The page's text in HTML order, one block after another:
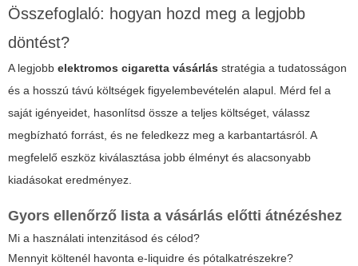
Összefoglaló: hogyan hozd meg a legjobb
döntést?
A legjobb elektromos cigaretta vásárlás stratégia a tudatosságon
és a hosszú távú költségek figyelembevételén alapul. Mérd fel a
saját igényeidet, hasonlítsd össze a teljes költséget, válassz
megbízható forrást, és ne feledkezz meg a karbantartásról. A
megfelelő eszköz kiválasztása jobb élményt és alacsonyabb
kiadásokat eredményez.
Gyors ellenőrző lista a vásárlás előtti átnézéshez
Mi a használati intenzitásod és célod?
Mennyit költenél havonta e-liquidre és pótalkatrészekre?